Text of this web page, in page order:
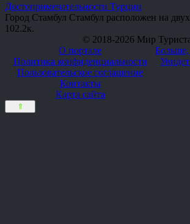
Достопримечательности Турции
Город Стамбул Стамбул расположен на
102.2к.
© 2018-2026 Мир
О портале
Политика конфиденциальности
Пользовательское соглашение
Контакты
Карта сайта